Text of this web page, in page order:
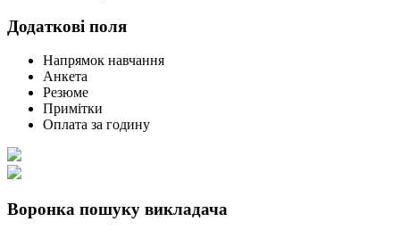
Додаткові поля
Напрямок навчання
Анкета
Резюме
Примітки
Оплата за годину
Воронка пошуку викладача